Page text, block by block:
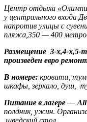
Центр отдыха
у центрального входа
напротив улицы с
пляжа,350 — 400
Размещение 3-х,4-х,5-
произведен евро
В номере: кровати,
шкафы, зеркало, душ,
Питание в лагере —All
полдник, ужин.